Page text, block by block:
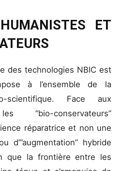
ET
des technologies NBIC est
à l’ensemble de la
scientifique. Face aux
“bio-conservateurs”
réparatrice et non une
d’”augmentation” hybride
que la frontière entre les